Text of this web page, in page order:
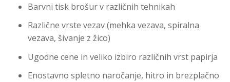
Barvni tisk brošur v različnih tehnikah
Različne vrste vezav (mehka vezava, spiralna
vezava, šivanje z žico)
Ugodne cene in veliko izbiro različnih vrst papirja
Enostavno spletno naročanje, hitro in brezplačno